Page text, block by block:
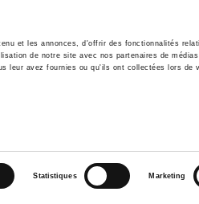
et les annonces, d'offrir des fonctionnalités
de notre site avec nos partenaires de
leur avez fournies ou qu'ils ont collectées lors de
Statistiques Marketing
Environnement Histoire